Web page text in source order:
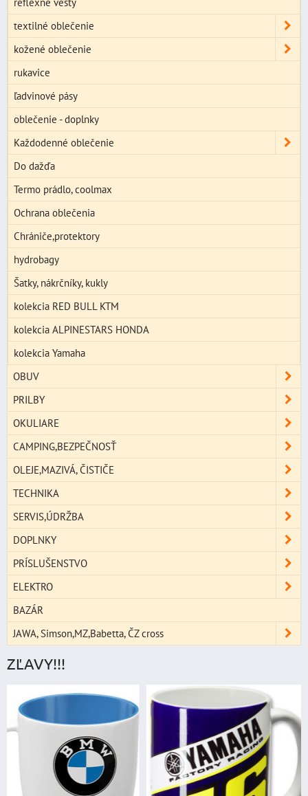
textilné oblečenie
kožené oblečenie
rukavice
ľadvinové pásy
oblečenie - doplnky
Každodenné oblečenie
Do dažďa
Termo prádlo, coolmax
Ochrana oblečenia
Chrániče,protektory
hydrobagy
Šatky, nákrčníky, kukly
kolekcia RED BULL KTM
kolekcia ALPINESTARS HONDA
kolekcia Yamaha
OBUV
PRILBY
OKULIARE
CAMPING,BEZPEČNOSŤ
OLEJE,MAZIVÁ, ČISTIČE
TECHNIKA
SERVIS,ÚDRŽBA
DOPLNKY
PRÍSLUŠENSTVO
ELEKTRO
BAZÁR
JAWA, Simson,MZ,Babetta, ČZ cross
ZĽAVY!!!